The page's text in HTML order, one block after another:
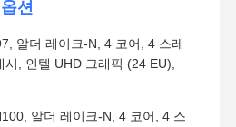
션
알더 레이크-N, 4 코어, 4 스레
, 인텔 UHD 그래픽 (24 EU),
알더 레이크-N, 4 코어, 4 스